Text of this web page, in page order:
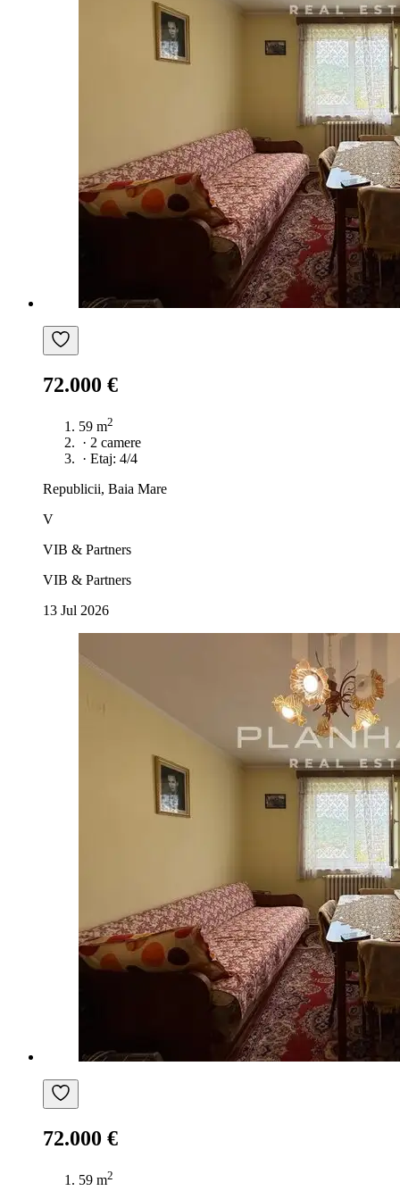
72.000 €
59 m2
· 2 camere
· Etaj: 4/4
Republicii, Baia Mare
V
VIB & Partners
VIB & Partners
13 Jul 2026
72.000 €
59 m2